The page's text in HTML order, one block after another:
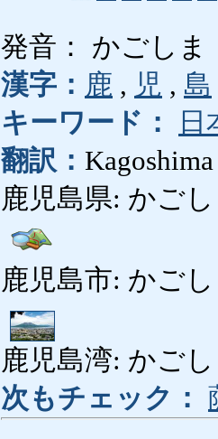
発音： かごしま
漢字： 鹿 , 児 , 島
キーワード：
日
翻訳： Kagoshima
鹿児島県: かご
鹿児島市: かご
鹿児島湾: かご
次もチェック：